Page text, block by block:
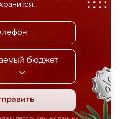
бюджет